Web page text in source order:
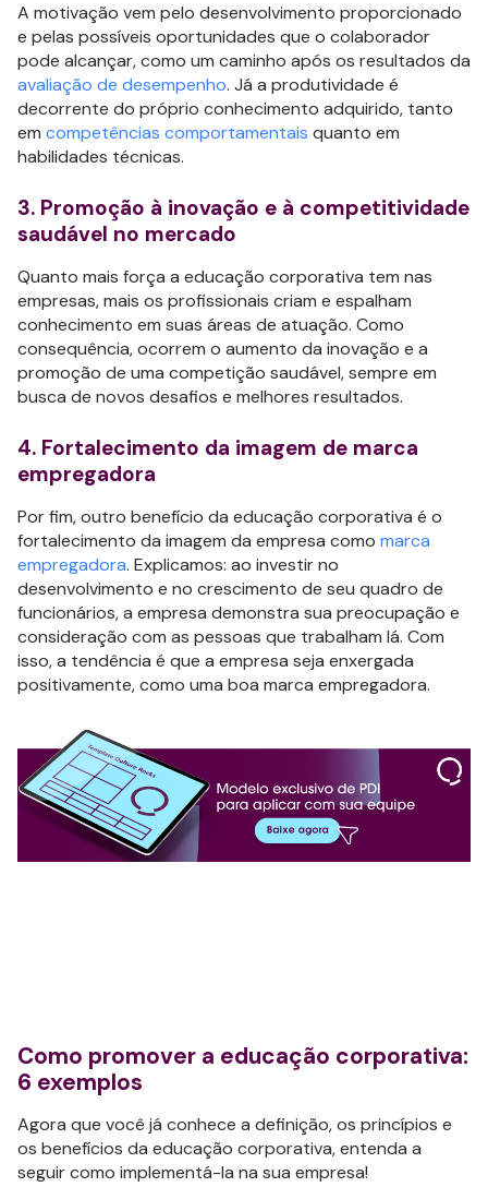
A motivação vem pelo desenvolvimento proporcionado
e pelas possíveis oportunidades que o colaborador
pode alcançar, como um caminho após os resultados da
avaliação de desempenho. Já a produtividade é
decorrente do próprio conhecimento adquirido, tanto
em competências comportamentais quanto em
habilidades técnicas.
3. Promoção à inovação e à competitividade
saudável no mercado
Quanto mais força a educação corporativa tem nas
empresas, mais os profissionais criam e espalham
conhecimento em suas áreas de atuação. Como
consequência, ocorrem o aumento da inovação e a
promoção de uma competição saudável, sempre em
busca de novos desafios e melhores resultados.
4. Fortalecimento da imagem de marca
empregadora
Por fim, outro benefício da educação corporativa é o
fortalecimento da imagem da empresa como marca
empregadora. Explicamos: ao investir no
desenvolvimento e no crescimento de seu quadro de
funcionários, a empresa demonstra sua preocupação e
consideração com as pessoas que trabalham lá. Com
isso, a tendência é que a empresa seja enxergada
positivamente, como uma boa marca empregadora.
Como promover a educação corporativa:
6 exemplos
Agora que você já conhece a definição, os princípios e
os benefícios da educação corporativa, entenda a
seguir como implementá-la na sua empresa!